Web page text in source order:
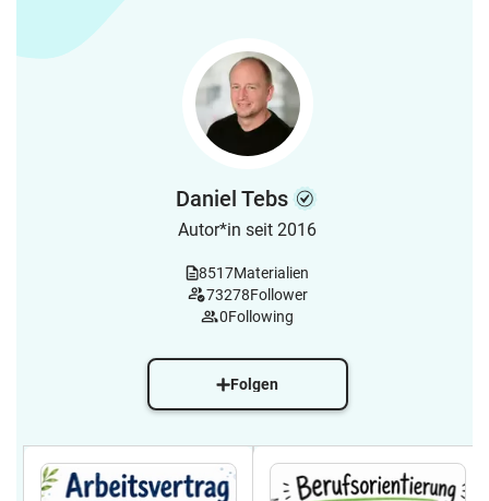
Daniel Tebs
Autor*in seit 2016
8517Materialien
73278Follower
0Following
Folgen